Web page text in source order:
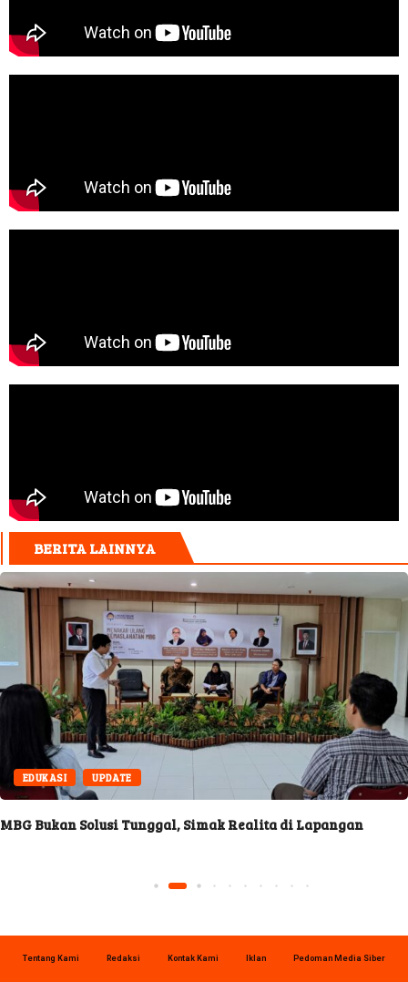
BERITA LAINNYA
EDUKASI UPDATE
MBG Bukan Solusi Tunggal, Simak Realita di Lapangan
Tentang Kami Redaksi Kontak Kami Iklan Pedoman Media Siber